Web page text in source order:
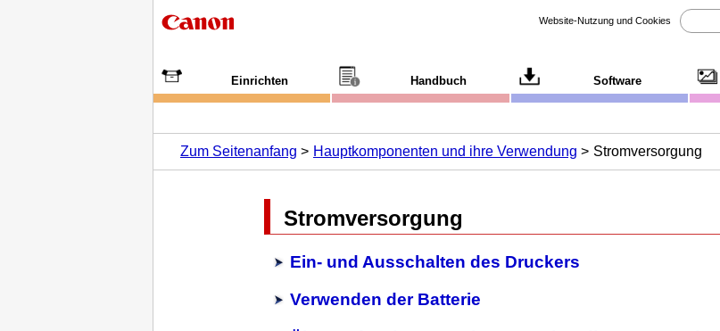
Website-Nutzung und Cookies
Einrichten Handbuch Software
Zum Seitenanfang
Hauptkomponenten und ihre Verwendung Stromversorgung
Stromversorgung
Ein- und Ausschalten des Druckers
Verwenden der Batterie